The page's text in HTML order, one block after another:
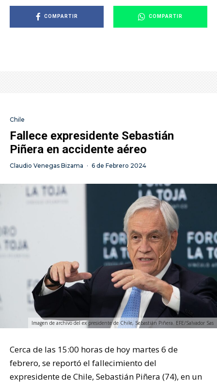
COMPARTIR COMPARTIR
Chile
Fallece expresidente Sebastián
Piñera en accidente aéreo
Claudio Venegas Bizama · 6 de Febrero 2024
Imagen de archivo del ex presidente de Chile, Sebastián Piñera. EFE/Salvador Sas
Cerca de las 15:00 horas de hoy martes 6 de
febrero, se reportó el fallecimiento del
expresidente de Chile, Sebastián Piñera (74), en un